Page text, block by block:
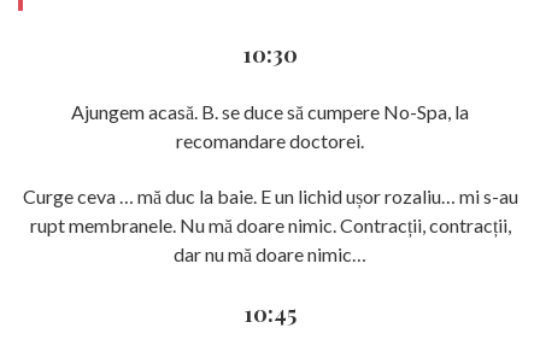
10:30
Ajungem acasă. B. se duce să cumpere No-Spa, la
recomandare doctorei.
Curge ceva … mă duc la baie. E un lichid ușor rozaliu… mi s-au
rupt membranele. Nu mă doare nimic. Contracții, contracții,
dar nu mă doare nimic…
10:45